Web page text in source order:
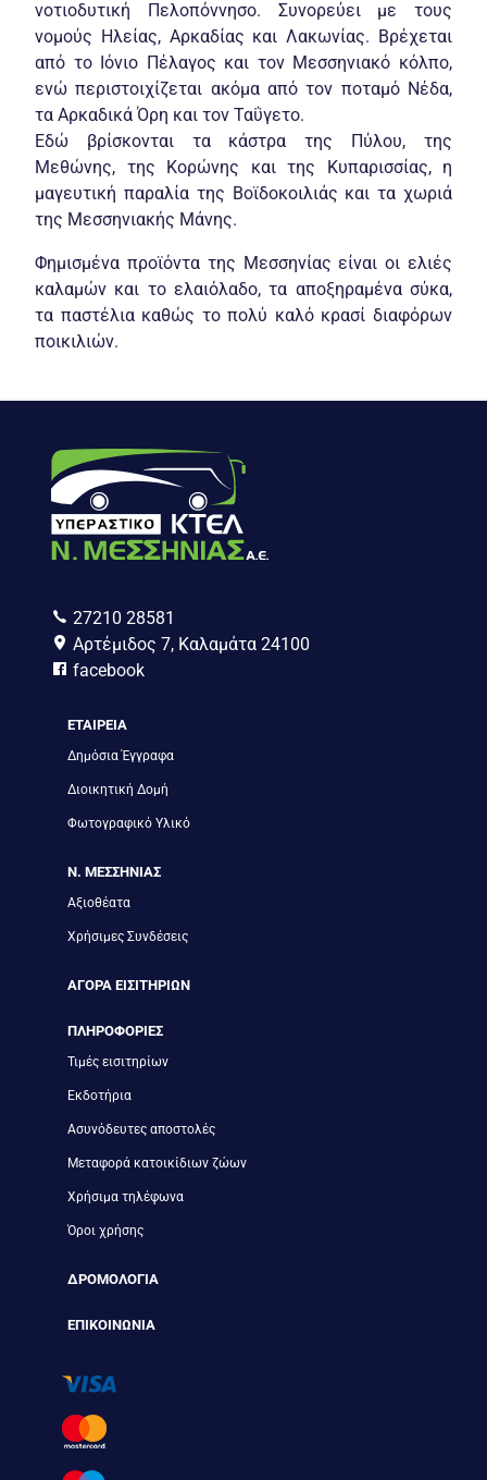
νοτιοδυτική Πελοπόννησο. Συνορεύει με τους
νομούς Ηλείας, Αρκαδίας και Λακωνίας. Βρέχεται
από το Ιόνιο Πέλαγος και τον Μεσσηνιακό κόλπο,
ενώ περιστοιχίζεται ακόμα από τον ποταμό Νέδα,
τα Αρκαδικά Όρη και τον Ταΰγετο.
Εδώ βρίσκονται τα κάστρα της Πύλου, της
Μεθώνης, της Κορώνης και της Κυπαρισσίας, η
μαγευτική παραλία της Βοϊδοκοιλιάς και τα χωριά
της Μεσσηνιακής Μάνης.
Φημισμένα προϊόντα της Μεσσηνίας είναι οι ελιές
καλαμών και το ελαιόλαδο, τα αποξηραμένα σύκα,
τα παστέλια καθώς το πολύ καλό κρασί διαφόρων
ποικιλιών.
27210 28581
Αρτέμιδος 7, Καλαμάτα 24100
facebook
ΕΤΑΙΡΕΙΑ
Δημόσια Έγγραφα
Διοικητική Δομή
Φωτογραφικό Υλικό
Ν. ΜΕΣΣΗΝΙΑΣ
Αξιοθέατα
Χρήσιμες Συνδέσεις
ΑΓΟΡΑ ΕΙΣΙΤΗΡΙΩΝ
ΠΛΗΡΟΦΟΡΙΕΣ
Τιμές εισιτηρίων
Εκδοτήρια
Ασυνόδευτες αποστολές
Μεταφορά κατοικίδιων ζώων
Χρήσιμα τηλέφωνα
Όροι χρήσης
ΔΡΟΜΟΛΟΓΙΑ
ΕΠΙΚΟΙΝΩΝΙΑ